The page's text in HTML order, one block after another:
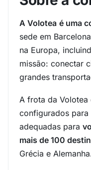
A Volotea é uma
sede em
na Europa,
missão: conectar
grandes
A frota da Volotea
configurados para
adequadas para
mais de 100
Grécia e